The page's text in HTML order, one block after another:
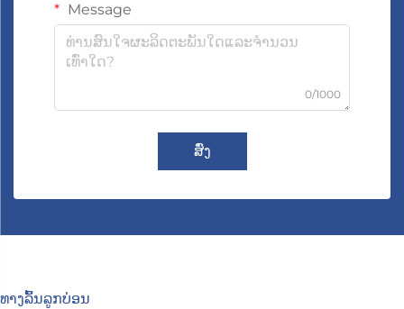
Message
0/1000
ສົ່ງ
ທາງລົ້ນລູກບ່ອນ